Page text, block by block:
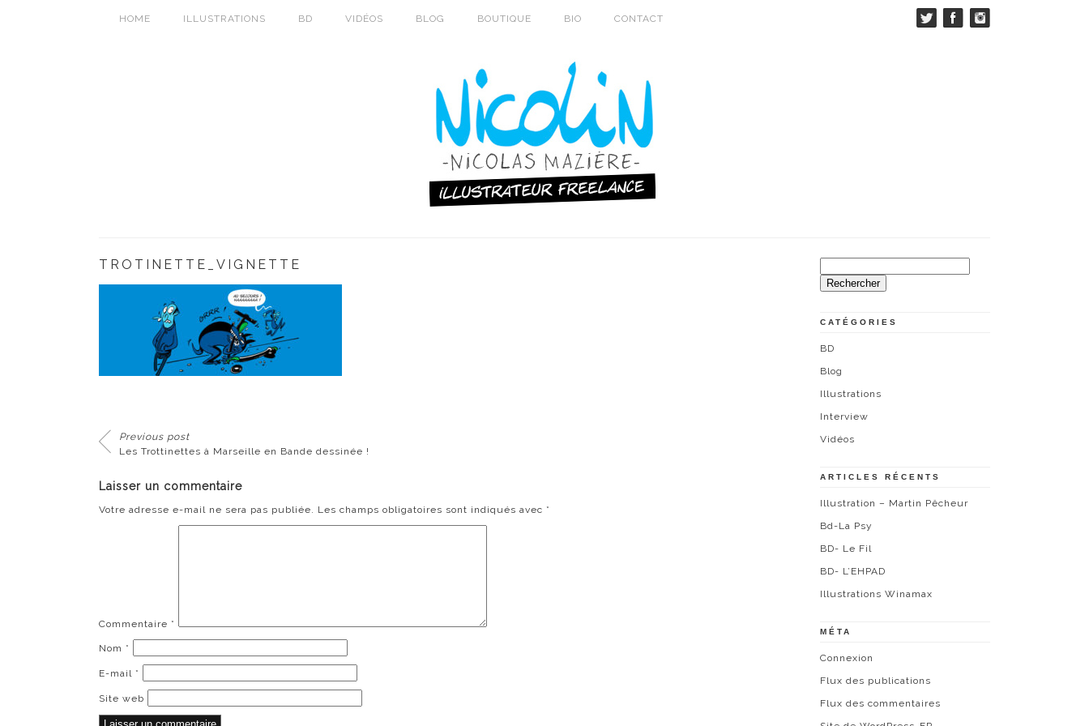
HOME ILLUSTRATIONS BD VIDÉOS BLOG BOUTIQUE BIO CONTACT
TROTINETTE_VIGNETTE
Previous post
Les Trottinettes à Marseille en Bande dessinée !
Laisser un commentaire
Votre adresse e-mail ne sera pas publiée. Les champs obligatoires sont indiqués avec *
Commentaire *
Nom *
E-mail *
Site web
CATÉGORIES
BD
Blog
Illustrations
Interview
Vidéos
ARTICLES RÉCENTS
Illustration – Martin Pêcheur
Bd-La Psy
BD- Le Fil
BD- L’EHPAD
Illustrations Winamax
MÉTA
Connexion
Flux des publications
Flux des commentaires